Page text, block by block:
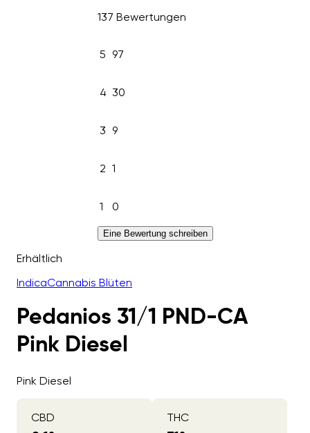
137 Bewertungen
5 97
4 30
3 9
2 1
1 0
Eine Bewertung schreiben
Erhältlich
IndicaCannabis Blüten
Pedanios 31/1 PND-CA
Pink Diesel
Pink Diesel
CBD THC